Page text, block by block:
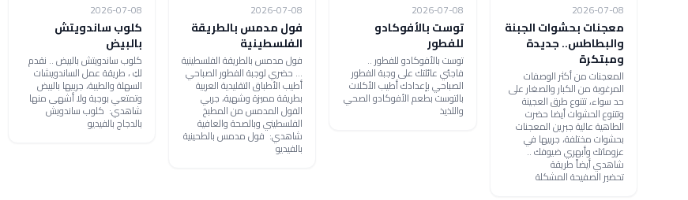
2026-07-08
معجنات بحشوات الجبنة
والبطاطس.. جديدة
ومبتكرة
المعجنات من أكثر الوصفات
المرغوبة من الكبار والصغار على
حد سواء، تتنوع طرق العجينة
وتتنوع الحشوات أيضا حضرت
الطاهية عالية جبرين المعجنات
بحشوات مختلفة، جربيها في
عزوماتك وأبهري ضيوفك ..
شاهدي أيضاً طريقة
تحضير الصفيحة المشكلة
2026-07-08
توست بالأفوكادو
للفطور
توست بالأفوكادو للفطور ..
فاجئي عائلتك على وجبة الفطور
الصباحي بإعدادك أطيب الأكلات
بالتوست بطعم الأفوكادو الصحي
واللذيذ
2026-07-08
فول مدمس بالطريقة
الفلسطينية
فول مدمس بالطريقة الفلسطينية
... حضري لوجبة الفطور الصباحي
أطيب الأطباق التقليدية العربية
بطريقة مميزة وشهية، جربي
الفول المدمس من المطبخ
الفلسطيني وبالصحة والعافية
شاهدي: فول مدمس بالطحينية
بالفيديو
2026-07-08
كلوب ساندويتش
بالبيض
كلوب ساندويتش بالبيض .. نقدم
لكِ ، طريقة عمل الساندويشات
السهلة والطيبة، جربيها بالبيض
وتمتعي بوجبة ولا أشهى منها
شاهدي: كلوب ساندويش
بالدجاج بالفيديو